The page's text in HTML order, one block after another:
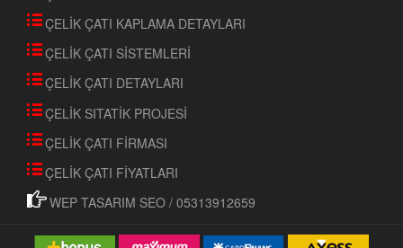
ÇELİK ÇATI KAPLAMA DETAYLARI
ÇELİK ÇATI SİSTEMLERİ
ÇELİK ÇATI DETAYLARI
ÇELİK SITATİK PROJESİ
ÇELİK ÇATI FİRMASI
ÇELİK ÇATI FİYATLARI
WEP TASARIM SEO / 05313912659